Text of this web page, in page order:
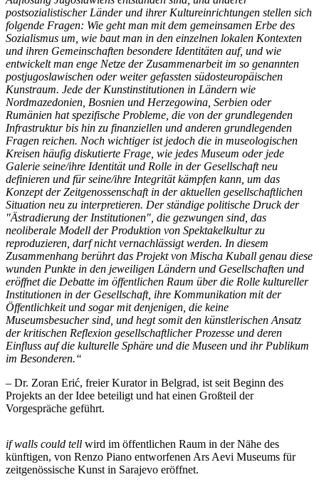
postsozialistischer Länder und ihrer Kultureinrichtungen stellen sich
folgende Fragen: Wie geht man mit dem gemeinsamen Erbe des
Sozialismus um, wie baut man in den einzelnen lokalen Kontexten
und ihren Gemeinschaften besondere Identitäten auf, und wie
entwickelt man enge Netze der Zusammenarbeit im so genannten
postjugoslawischen oder weiter gefassten südosteuropäischen
Kunstraum. Jede der Kunstinstitutionen in Ländern wie
Nordmazedonien, Bosnien und Herzegowina, Serbien oder
Rumänien hat spezifische Probleme, die von der grundlegenden
Infrastruktur bis hin zu finanziellen und anderen grundlegenden
Fragen reichen. Noch wichtiger ist jedoch die in museologischen
Kreisen häufig diskutierte Frage, wie jedes Museum oder jede
Galerie seine/ihre Identität und Rolle in der Gesellschaft neu
definieren und für seine/ihre Integrität kämpfen kann, um das
Konzept der Zeitgenossenschaft in der aktuellen gesellschaftlichen
Situation neu zu interpretieren. Der ständige politische Druck der
"Ästradierung der Institutionen", die gezwungen sind, das
neoliberale Modell der Produktion von Spektakelkultur zu
reproduzieren, darf nicht vernachlässigt werden. In diesem
Zusammenhang berührt das Projekt von Mischa Kuball genau diese
wunden Punkte in den jeweiligen Ländern und Gesellschaften und
eröffnet die Debatte im öffentlichen Raum über die Rolle kultureller
Institutionen in der Gesellschaft, ihre Kommunikation mit der
Öffentlichkeit und sogar mit denjenigen, die keine
Museumsbesucher sind, und hegt somit den künstlerischen Ansatz
der kritischen Reflexion gesellschaftlicher Prozesse und deren
Einfluss auf die kulturelle Sphäre und die Museen und ihr Publikum
im Besonderen.“
– Dr. Zoran Erić, freier Kurator in Belgrad, ist seit Beginn des
Projekts an der Idee beteiligt und hat einen Großteil der
Vorgespräche geführt.
if walls could tell wird im öffentlichen Raum in der Nähe des
künftigen, von Renzo Piano entworfenen Ars Aevi Museums für
zeitgenössische Kunst in Sarajevo eröffnet.